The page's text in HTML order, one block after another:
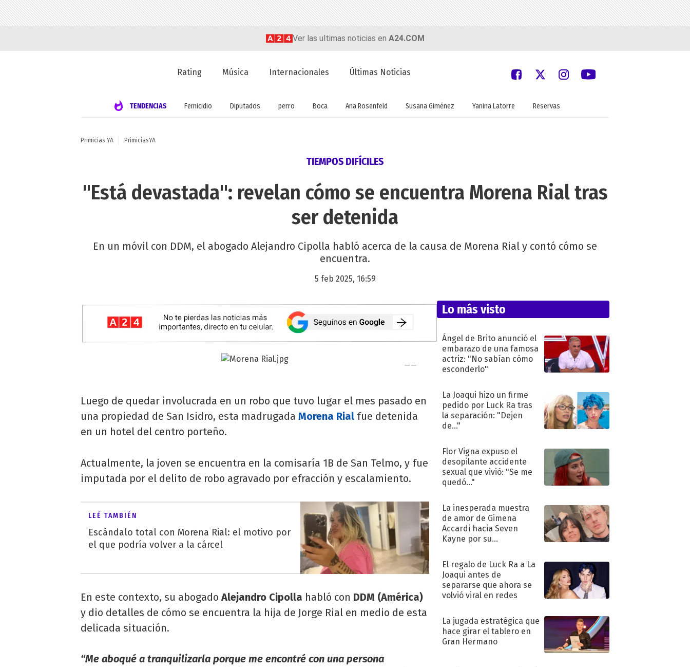
Ver las ultimas noticias en A24.COM
Rating Música Internacionales Últimas Noticias
TENDENCIAS Femicidio Diputados perro Boca Ana Rosenfeld Susana Giménez Yanina Latorre Reservas
Primicias YA PrimiciasYA
TIEMPOS DIFÍCILES
"Está devastada": revelan cómo se encuentra Morena Rial tras
ser detenida
En un móvil con DDM, el abogado Alejandro Cipolla habló acerca de la causa de Morena Rial y contó cómo se
encuentra.
5 feb 2025, 16:59
Luego de quedar involucrada en un robo que tuvo lugar el mes pasado en
una propiedad de San Isidro, esta madrugada Morena Rial fue detenida
en un hotel del centro porteño.
Actualmente, la joven se encuentra en la comisaría 1B de San Telmo, y fue
imputada por el delito de robo agravado por efracción y escalamiento.
LEÉ TAMBIÉN
Escándalo total con Morena Rial: el motivo por
el que podría volver a la cárcel
En este contexto, su abogadoAlejandro Cipolla habló con DDM (América)
y dio detalles de cómo se encuentra la hija de Jorge Rial en medio de esta
delicada situación.
“Me aboqué a tranquilizarla porque me encontré con una persona
Lo más visto
Ángel de Brito anunció el
embarazo de una famosa
actriz: "No sabían cómo
esconderlo"
La Joaqui hizo un firme
pedido por Luck Ra tras
la separación: "Dejen
de..."
Flor Vigna expuso el
desopilante accidente
sexual que vivió: "Se me
quedó..."
La inesperada muestra
de amor de Gimena
Accardi hacia Seven
Kayne por su
El regalo de Luck Ra a La
Joaqui antes de
separarse que ahora se
volvió viral en redes
La jugada estratégica que
hace girar el tablero en
Gran Hermano